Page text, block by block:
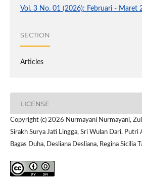
Vol. 3 No. 01 (2026): Februari - Maret
SECTION
Articles
LICENSE
Copyright (c) 2026 Nurmayani Nurmayani,
Sirakh Surya Jati Lingga, Sri Wulan Dari, Putri
Bagas Duha, Desliana Desliana, Regina Sicilia